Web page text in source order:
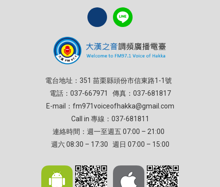
電台地址：351 苗栗縣頭份市信東路1-1號
電話：037-667971 傳真：037-681817
E-mail： fm971voiceofhakka@gmail.com
Call in 專線：037-681811
連絡時間：週一至週五 07:00 – 21:00
週六 08:30 – 17:30 週日 07:00 – 15:00